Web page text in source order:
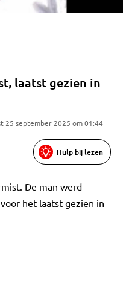
laatst gezien in
25 september 2025 om 01:44
Hulp bij lezen
De man werd
het laatst gezien in